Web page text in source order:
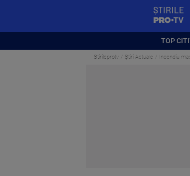
TOP
Stirileprotv Știri Actuale Incendiu